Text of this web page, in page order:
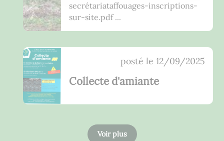
secrétariataffouages-inscriptions-
sur-site.pdf ...
posté le 12/09/2025
Collecte d'amiante
Voir plus